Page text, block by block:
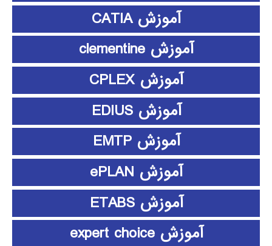
آموزش CATIA
آموزش clementine
آموزش CPLEX
آموزش EDIUS
آموزش EMTP
آموزش ePLAN
آموزش ETABS
آموزش expert choice